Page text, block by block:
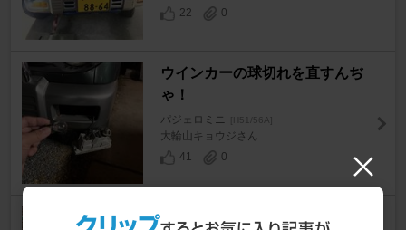
22
0
ウインカーの球切れを直すんぢ
ゃ！
パジェロミニ [H51/56A]
大輪山キョウジさん
41
0
ヘッドライト交換